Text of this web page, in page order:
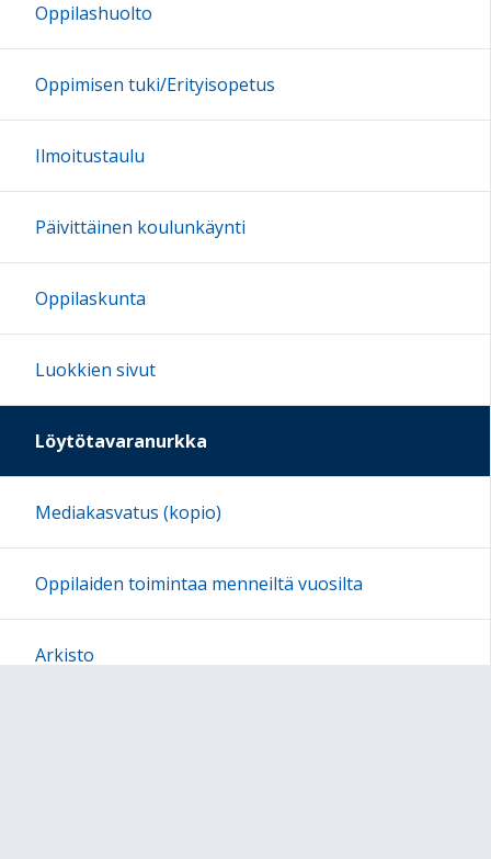
Oppilashuolto
Oppimisen tuki/Erityisopetus
Ilmoitustaulu
Päivittäinen koulunkäynti
Oppilaskunta
Luokkien sivut
Löytötavaranurkka
Mediakasvatus (kopio)
Oppilaiden toimintaa menneiltä vuosilta
Arkisto